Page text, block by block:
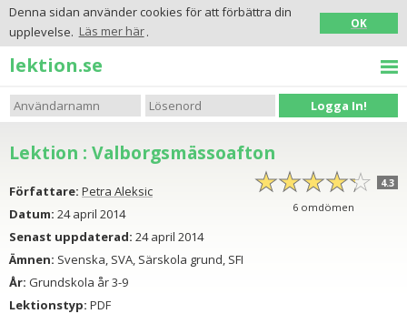
Denna sidan använder cookies för att förbättra din
upplevelse. Läs mer här.
OK
lektion.se
Logga In!
Lektion : Valborgsmässoafton
☆☆☆☆☆
★★★★★ 4.3
6 omdömen
Författare: Petra Aleksic
Datum: 24 april 2014
Senast uppdaterad: 24 april 2014
Ämnen: Svenska, SVA, Särskola grund, SFI
År: Grundskola år 3-9
Lektionstyp: PDF